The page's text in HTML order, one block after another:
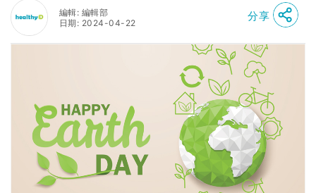
編輯: 編輯部
日期: 2024-04-22
分享